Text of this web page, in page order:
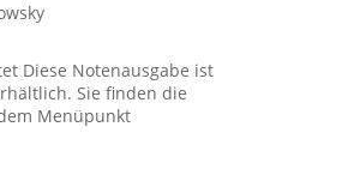
Diese Notenausgabe ist
Sie finden die
Menüpunkt